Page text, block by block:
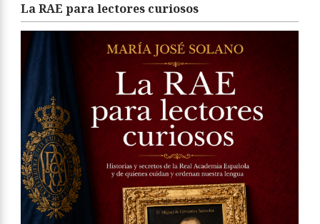
La RAE para lectores curiosos